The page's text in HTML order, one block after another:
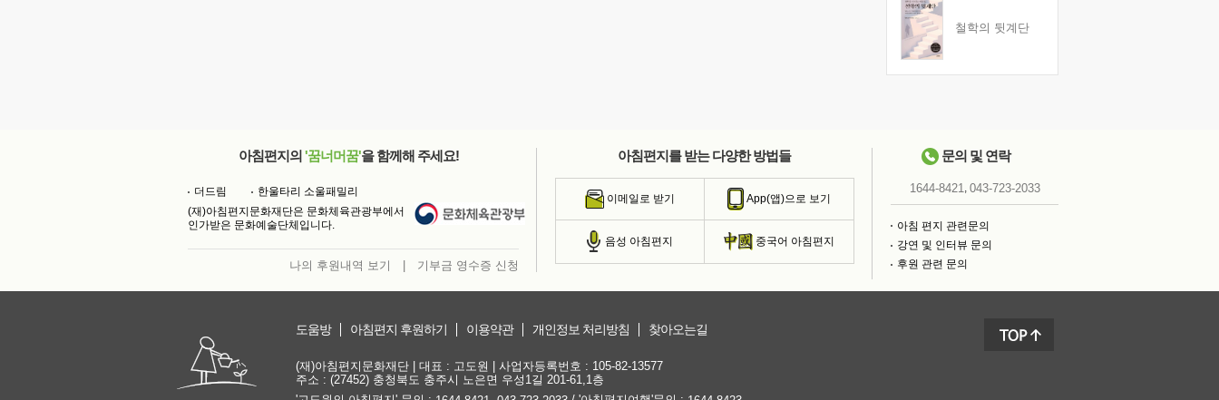
철학의 뒷계단
아침편지의 '꿈너머꿈'을 함께해 주세요!
더드림
한울타리 소울패밀리
(재)아침편지문화재단은 문화체육관광부에서
인가받은 문화예술단체입니다.
나의 후원내역 보기 기부금 영수증 신청
아침편지를 받는 다양한 방법들
이메일로 받기 App(앱)으로 보기
음성 아침편지 중국어 아침편지
문의 및 연락
1644-8421, 043-723-2033
아침 편지 관련문의
강연 및 인터뷰 문의
후원 관련 문의
도움방 아침편지 후원하기 이용약관 개인정보 처리방침 찾아오는길
(재)아침편지문화재단 | 대표 : 고도원 | 사업자등록번호 : 105-82-13577
주소 : (27452) 충청북도 충주시 노은면 우성1길 201-61,1층